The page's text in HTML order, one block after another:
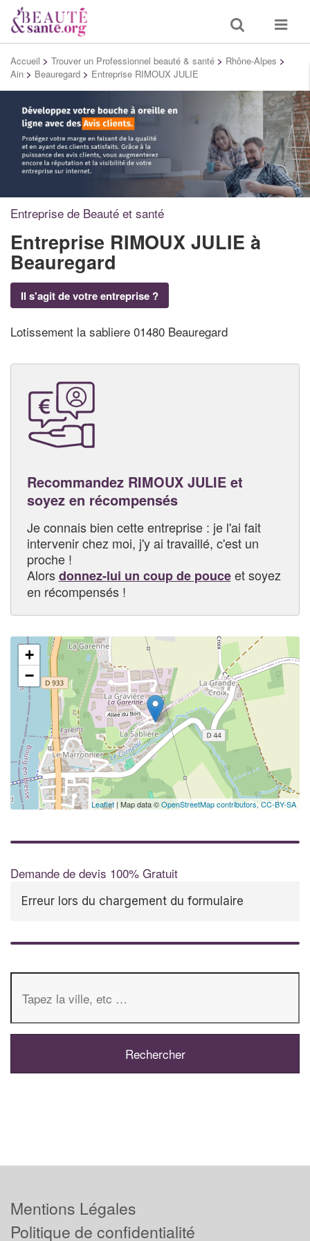
Toggle
search
Toggle
Accueil > Trouver un Professionnel beauté & santé > Rhône-Alpes >
Ain > Beauregard > Entreprise RIMOUX JULIE
Entreprise de Beauté et santé
Entreprise RIMOUX JULIE à
Beauregard
Il s'agit de votre entreprise ?
Lotissement la sabliere 01480 Beauregard
Recommandez RIMOUX JULIE et
soyez en récompensés
Je connais bien cette entreprise : je l'ai fait
intervenir chez moi, j'y ai travaillé, c'est un
proche !
Alorsdonnez-lui un coup de pouceet soyez
en récompensés !
+
−
Leaflet | Map data ©OpenStreetMap contributors, CC-BY-SA
Demande de devis 100% Gratuit
Erreur lors du chargement du formulaire
Mentions Légales
Politique de confidentialité